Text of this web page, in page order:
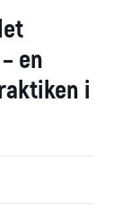
en
i